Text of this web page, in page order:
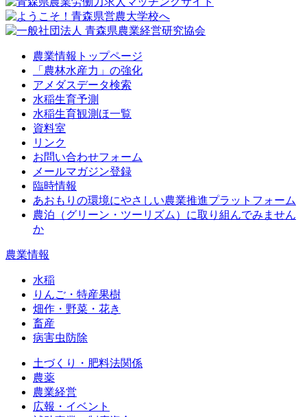
農業情報トップページ
「農林水産力」の強化
アメダスデータ検索
水稲生育予測
水稲生育観測ほ一覧
資料室
リンク
お問い合わせフォーム
メールマガジン登録
臨時情報
あおもりの環境にやさしい農業推進プラットフォーム
農泊（グリーン・ツーリズム）に取り組んでみません
か
農業情報
水稲
りんご・特産果樹
畑作・野菜・花き
畜産
病害虫防除
土づくり・肥料法関係
農薬
農業経営
広報・イベント